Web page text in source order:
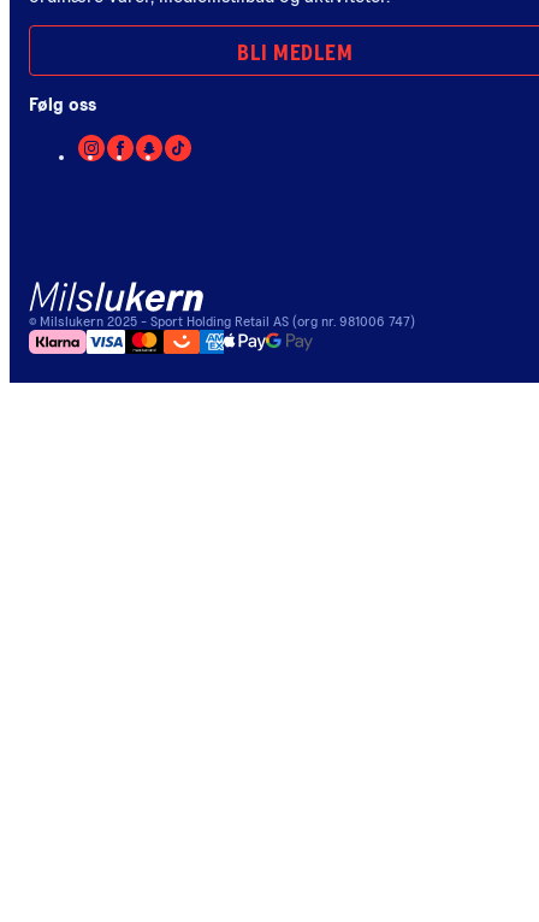
BLI MEDLEM
Følg oss
© Milslukern 2025 - Sport Holding Retail AS (org nr. 981006 747)